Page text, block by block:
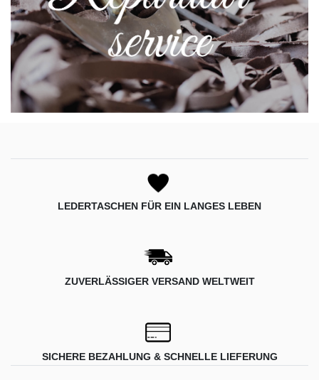
LEDERTASCHEN FÜR EIN LANGES LEBEN
ZUVERLÄSSIGER VERSAND WELTWEIT
SICHERE BEZAHLUNG & SCHNELLE LIEFERUNG